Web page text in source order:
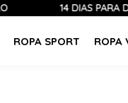
14 DÍAS PARA
ROPA SPORT ROPA